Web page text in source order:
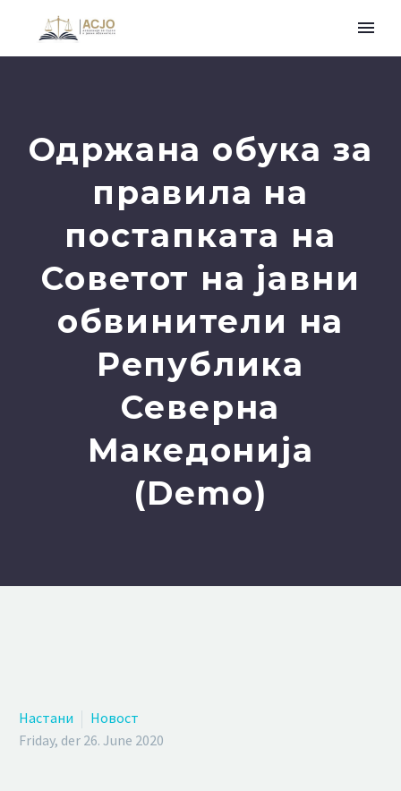
Одржана обука за
правила на
постапката на
Советот на јавни
обвинители на
Република
Северна
Македонија
(Demo)
Настани
Новост
Friday, der 26. June 2020